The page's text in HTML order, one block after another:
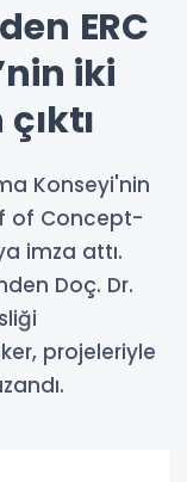
ERC
iki
Konseyi'nin
of Concept-
imza attı.
Doç. Dr.
projeleriyle